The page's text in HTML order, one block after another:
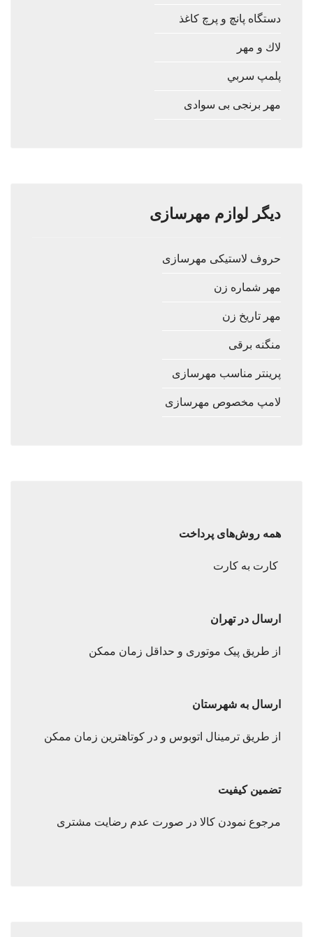
دستگاه پانچ و پرچ كاغذ
لاك و مهر
پلمپ سربي
مهر برنجی بی سوادی
دیگر لوازم مهرسازی
حروف لاستيكی مهرسازی
مهر شماره زن
مهر تاریخ زن
منگنه برقی
پرینتر مناسب مهرسازی
لامپ مخصوص مهرسازی
همه روش‌های پرداخت
کارت به کارت
ارسال در تهران
از طریق پیک موتوری و حداقل زمان ممکن
ارسال به شهرستان
از طریق ترمینال اتوبوس و در کوتاهترین زمان ممکن
تضمین کیفیت
مرجوع نمودن کالا در صورت عدم رضایت مشتری